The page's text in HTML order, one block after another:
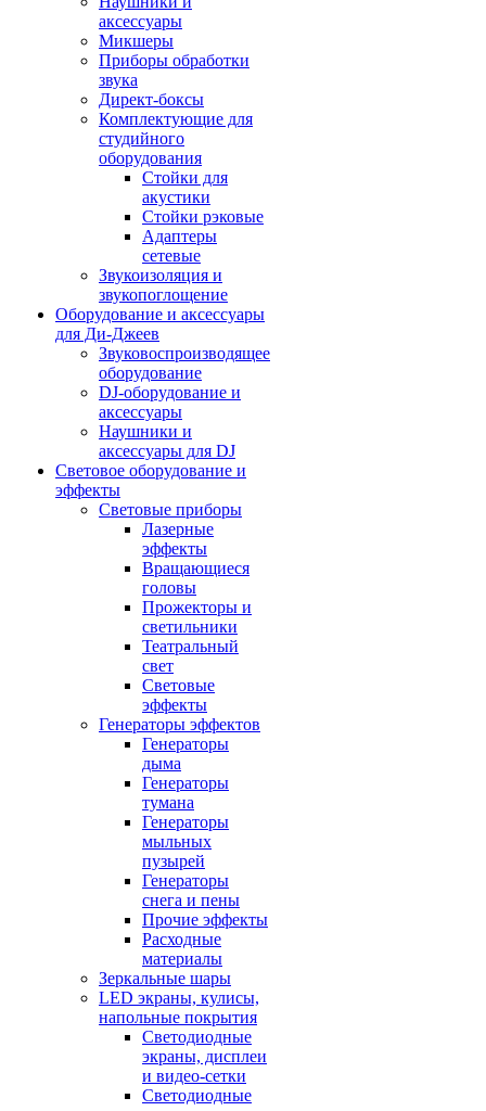
аксессуары
Микшеры
Приборы обработки
звука
Директ-боксы
Комплектующие для
студийного
оборудования
Стойки для
акустики
Стойки рэковые
Адаптеры
сетевые
Звукоизоляция и
звукопоглощение
Оборудование и аксессуары
для Ди-Джеев
Звуковоспроизводящее
оборудование
DJ-оборудование и
аксессуары
Наушники и
аксессуары для DJ
Световое оборудование и
эффекты
Световые приборы
Лазерные
эффекты
Вращающиеся
головы
Прожекторы и
светильники
Театральный
свет
Световые
эффекты
Генераторы эффектов
Генераторы
дыма
Генераторы
тумана
Генераторы
мыльных
пузырей
Генераторы
снега и пены
Прочие эффекты
Расходные
материалы
Зеркальные шары
LED экраны, кулисы,
напольные покрытия
Светодиодные
экраны, дисплеи
и видео-сетки
Светодиодные